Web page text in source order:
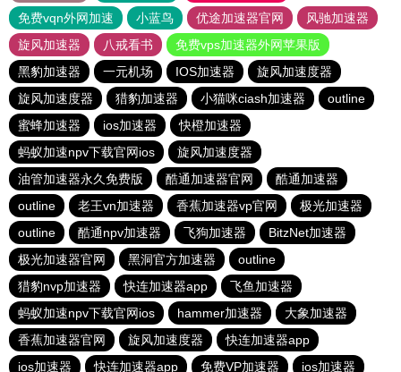
免费vqn外网加速
小蓝鸟 优途加速器官网
风驰加速器
旋风加速器
八戒看书
免费vps加速器外网苹果版
黑豹加速器
一元机场 IOS加速器
旋风加速度器
旋风加速度器
猎豹加速器 小猫咪ciash加速器
outline
蜜蜂加速器
ios加速器
快橙加速器
蚂蚁加速npv下载官网ios
旋风加速度器
油管加速器永久免费版
酷通加速器官网
酷通加速器
outline
老王vn加速器 香蕉加速器vp官网
极光加速器
outline
酷通npv加速器 飞狗加速器
BitzNet加速器
极光加速器官网
黑洞官方加速器
outline
猎豹nvp加速器
快连加速器app
飞鱼加速器
蚂蚁加速npv下载官网ios
hammer加速器
大象加速器
香蕉加速器官网
旋风加速度器
快连加速器app
ios加速器
快连加速器app 免费VP加速器 ios加速器